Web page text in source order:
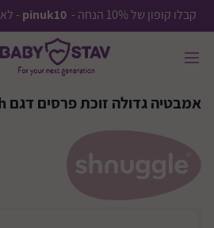
קבלו קופון של 10% הנחה - pinuk10
-
אמבטיה גדולה זוכת פרסים דגם Toddler Bath